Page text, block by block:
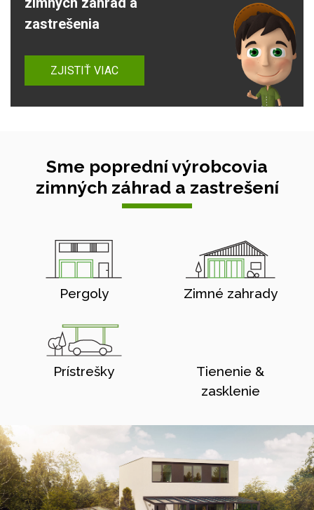
zastrešenia
ZJISTIŤ VIAC
Sme poprední výrobcovia
zimných záhrad a zastrešení
Pergoly Zimné zahrady
Prístrešky
Tienenie &
zasklenie